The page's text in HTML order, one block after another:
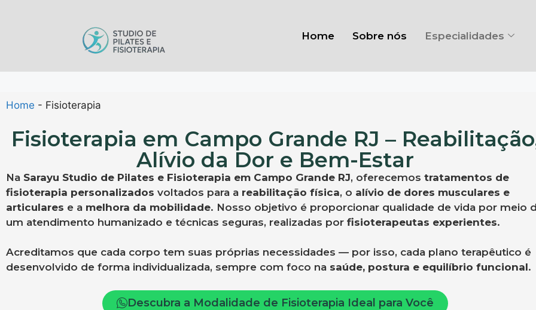
Home Sobre nós Especialidades
Home - Fisioterapia
Fisioterapia em Campo Grande RJ –
Alívio da Dor e Bem-Estar
Na Sarayu Studio de Pilates e Fisioterapia em Campo Grande RJ, oferecemos tratamentos de
fisioterapia personalizados voltados para a reabilitação física, o alívio de dores musculares e
articulares e a melhora da mobilidade. Nosso objetivo é proporcionar qualidade de vida por meio
um atendimento humanizado e técnicas seguras, realizadas por fisioterapeutas experientes.
Acreditamos que cada corpo tem suas próprias necessidades — por isso, cada plano terapêutico é
desenvolvido de forma individualizada, sempre com foco na saúde, postura e equilíbrio funcional.
Descubra a Modalidade de Fisioterapia Ideal para Você